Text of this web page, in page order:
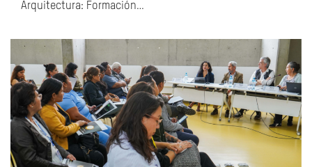
Arquitectura: Formación…